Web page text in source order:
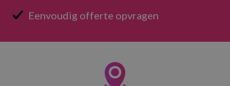
Eenvoudig offerte opvragen